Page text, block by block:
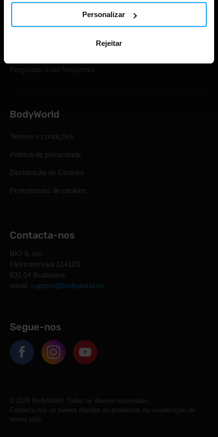
Personalizar
Rejeitar
Perguntas mais frequentes
BodyWorld
Termos e condições
Política de privacidade
Declaração de Cookies
Preferências de cookies
Contacta-nos
BIO 5, sro
Elektrárenská 13412/1
831 04 Bratislava
email: support@bodyworld.eu
Segue-nos
© 2026 BodyWorld. Todos os direitos reservados.
Contacta-nos se tiveres dúvidas ou problemas na visualização do
nosso sítio